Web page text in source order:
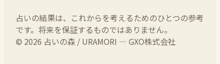
占いの結果は、これからを考えるためのひとつの参考
です。将来を保証するものではありません。
© 2026 占いの森 / URAMORI — GXO株式会社